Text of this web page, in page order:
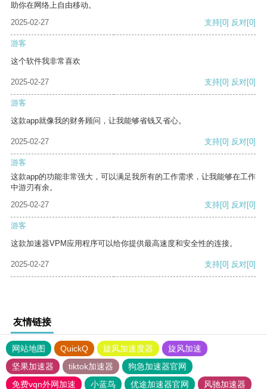
助你在网络上自由移动。
2025-02-27
支持[0] 反对[0]
游客
这个软件我非常喜欢
2025-02-27 支持[0] 反对[0]
游客
这款app就像我的财务顾问，让我能够省钱又省心。
2025-02-27 支持[0] 反对[0]
游客
这款app的功能非常强大，可以满足我所有的工作需求，让我能够在工作
中游刃有余。
2025-02-27
支持[0] 反对[0]
游客
这款加速器VPM应用程序可以给你提供最高速度和安全性的连接。
2025-02-27 支持[0] 反对[0]
友情链接
网站地图 QuickQ 旋风加速度器
旋风加速
坚果加速器
tiktok加速器
狗急加速器官网
免费vqn外网加速
小蓝鸟 优途加速器官网
风驰加速器